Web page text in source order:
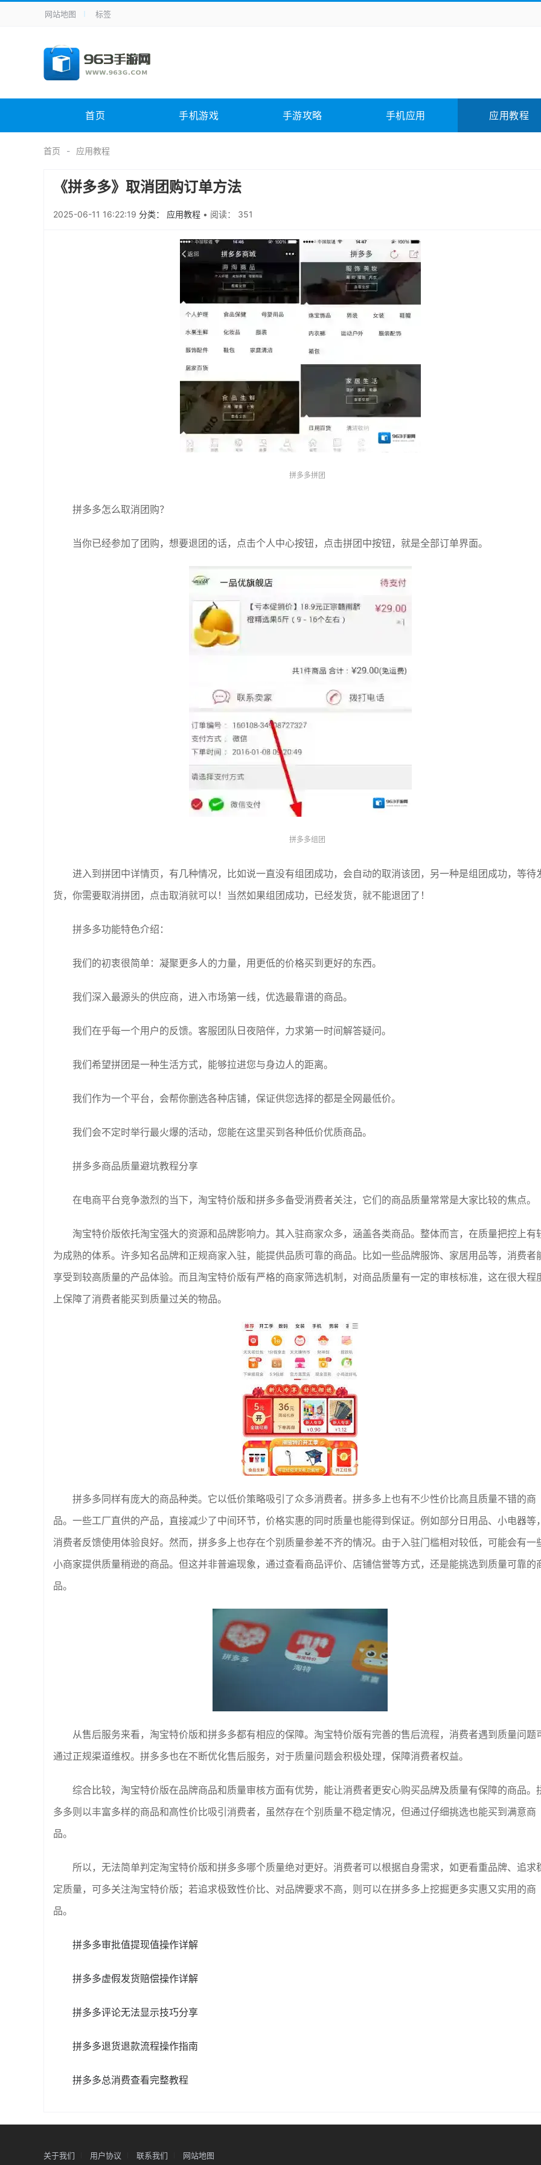
手机应用
手机游戏 体育竞技
电脑软件 其它类别 图形软件 安全相关 应用软件 影音软件 插件下载
未分类 综合其它
网站地图 标签
首页 手机游戏 手游攻略 手机应用 应用教程
首页 应用教程
《拼多多》取消团购订单方法
2025-06-11 16:22:19 分类： 应用教程 • 阅读： 351
拼多多拼团
拼多多怎么取消团购？
当你已经参加了团购，想要退团的话，点击个人中心按钮，点击拼团中按钮，就是全部订单界面。
拼多多组团
进入到拼团中详情页，有几种情况，比如说一直没有组团成功，会自动的取消该团，另一种是组团成功，等待
货，你需要取消拼团，点击取消就可以！当然如果组团成功，已经发货，就不能退团了！
拼多多功能特色介绍：
我们的初衷很简单：凝聚更多人的力量，用更低的价格买到更好的东西。
我们深入最源头的供应商，进入市场第一线，优选最靠谱的商品。
我们在乎每一个用户的反馈。客服团队日夜陪伴，力求第一时间解答疑问。
我们希望拼团是一种生活方式，能够拉进您与身边人的距离。
我们作为一个平台，会帮你删选各种店铺，保证供您选择的都是全网最低价。
我们会不定时举行最火爆的活动，您能在这里买到各种低价优质商品。
拼多多商品质量避坑教程分享
在电商平台竞争激烈的当下，淘宝特价版和拼多多备受消费者关注，它们的商品质量常常是大家比较的焦点。
淘宝特价版依托淘宝强大的资源和品牌影响力。其入驻商家众多，涵盖各类商品。整体而言，在质量把控上有
为成熟的体系。许多知名品牌和正规商家入驻，能提供品质可靠的商品。比如一些品牌服饰、家居用品等，消费者
享受到较高质量的产品体验。而且淘宝特价版有严格的商家筛选机制，对商品质量有一定的审核标准，这在很大程
上保障了消费者能买到质量过关的物品。
拼多多同样有庞大的商品种类。它以低价策略吸引了众多消费者。拼多多上也有不少性价比高且质量不错的商
品。一些工厂直供的产品，直接减少了中间环节，价格实惠的同时质量也能得到保证。例如部分日用品、小电器等，
消费者反馈使用体验良好。然而，拼多多上也存在个别质量参差不齐的情况。由于入驻门槛相对较低，可能会有一
小商家提供质量稍逊的商品。但这并非普遍现象，通过查看商品评价、店铺信誉等方式，还是能挑选到质量可靠的
品。
从售后服务来看，淘宝特价版和拼多多都有相应的保障。淘宝特价版有完善的售后流程，消费者遇到质量问题
通过正规渠道维权。拼多多也在不断优化售后服务，对于质量问题会积极处理，保障消费者权益。
综合比较，淘宝特价版在品牌商品和质量审核方面有优势，能让消费者更安心购买品牌及质量有保障的商品。
多多则以丰富多样的商品和高性价比吸引消费者，虽然存在个别质量不稳定情况，但通过仔细挑选也能买到满意商
品。
所以，无法简单判定淘宝特价版和拼多多哪个质量绝对更好。消费者可以根据自身需求，如更看重品牌、追求
定质量，可多关注淘宝特价版；若追求极致性价比、对品牌要求不高，则可以在拼多多上挖掘更多实惠又实用的商
品。
拼多多审批值提现值操作详解
拼多多虚假发货赔偿操作详解
拼多多评论无法显示技巧分享
拼多多退货退款流程操作指南
拼多多总消费查看完整教程
关于我们 用户协议 联系我们 网站地图